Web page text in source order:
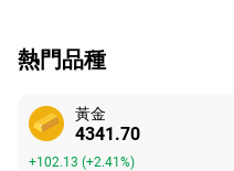
熱門品種
黃金
4341.70
+102.13 (+2.41%)